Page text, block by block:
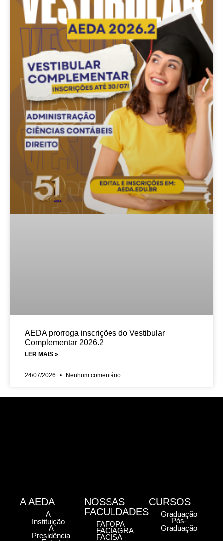
AEDA prorroga inscrições do Vestibular
Complementar 2026.2
LER MAIS »
24/07/2026 Nenhum comentário
A AEDA
A
Instituição
A
Presidência
NOSSAS
FACULDADES
FAFOPA
FACIAGRA
FACISA
CURSOS
Graduação
Pós-
Graduação